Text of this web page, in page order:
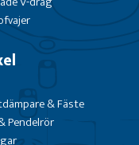
& Fäste
Pendelrör